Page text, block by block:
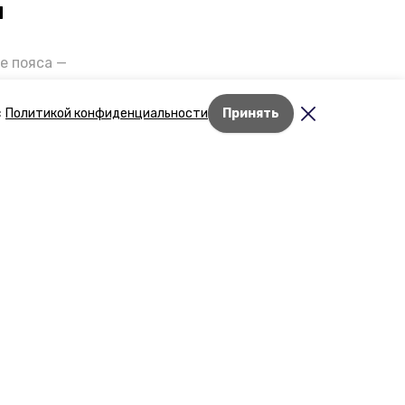
Политикой конфиденциальности Принять
пояса —
на